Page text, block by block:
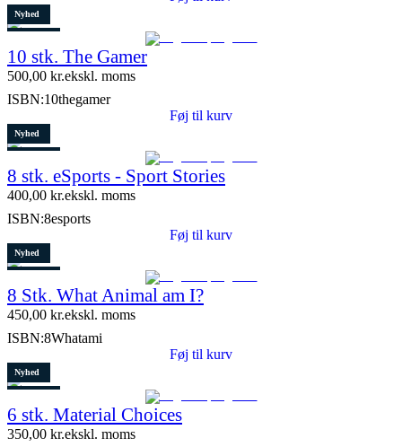
Nyhed
5 stk. tilbage
10 stk. The Gamer
500,00 kr.ekskl. moms
ISBN:10thegamer
Føj til kurv
Nyhed
6 stk. tilbage
8 stk. eSports - Sport Stories
400,00 kr.ekskl. moms
ISBN:8esports
Føj til kurv
Nyhed
10 stk. tilbage
8 Stk. What Animal am I?
450,00 kr.ekskl. moms
ISBN:8Whatami
Føj til kurv
Nyhed
5 stk. tilbage
6 stk. Material Choices
350,00 kr.ekskl. moms